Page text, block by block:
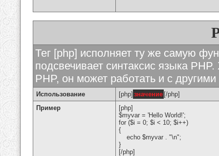
Тег [php] исполняет ту же самую
подсвечивает синтаксис языка
PHP, он может работать и с
Использование [php] значение [/php]
Пример
[php]
$myvar = 'Hello World!';
for ($i = 0; $i < 10; $i++)
{
echo $myvar . "\n";
}
[/php]